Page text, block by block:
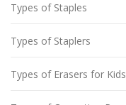
Types of Staples
Types of Staplers
Types of Erasers for Kids